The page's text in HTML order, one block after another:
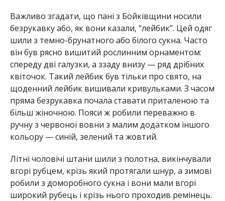
Важливо згадати, що пані з Бойківщини носили
безрукавку або, як вони казали, “лейбик”. Цей одяг
шили з темно-брунатного або білого сукна. Часто
він був рясно вишитий рослинним орнаментом:
спереду дві галузки, а ззаду внизу — ряд дрібних
квіточок. Такий лейбик був тільки про свято, на
щоденний лейбик вишивали кривульками. З часом
пряма безрукавка почала ставати приталеною та
більш жіночною. Пояси ж робили переважно в
ручну з червоної вовни з малим додатком іншого
кольору — синій, зелений та жовтий.
Літні чоловічі штани шили з полотна, викінчували
вгорі рубцем, крізь який протягали шнур, а зимові
робили з доморобного сукна і вони мали вгорі
широкий рубець і крізь нього проходив ремінець.